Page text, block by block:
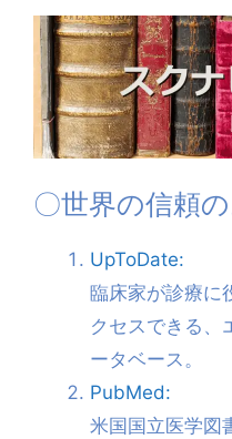
〇世界の信頼
UpToDate:
臨床家が診療に
クセスできる、
ータベース。
PubMed:
米国国立医学図